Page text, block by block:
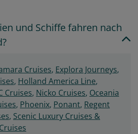
und Schiffe fahren nach
Cruises, Explora Journeys,
, Holland America Line,
Cruises, Nicko Cruises, Oceania
, Phoenix, Ponant, Regent
, Scenic Luxury Cruises &